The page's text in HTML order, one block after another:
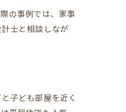
の事例では、家事
士と相談しなが
子ども部屋を近く